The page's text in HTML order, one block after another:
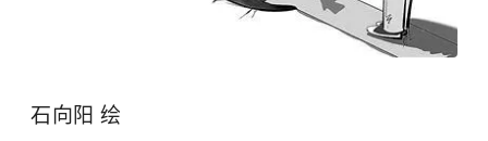
石向阳 绘